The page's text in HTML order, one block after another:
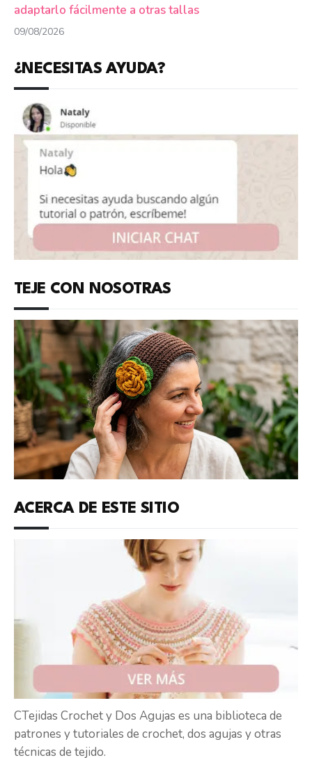
adaptarlo fácilmente a otras tallas
09/08/2026
¿NECESITAS AYUDA?
TEJE CON NOSOTRAS
ACERCA DE ESTE SITIO
CTejidas Crochet y Dos Agujas es una biblioteca de
patrones y tutoriales de crochet, dos agujas y otras
técnicas de tejido.